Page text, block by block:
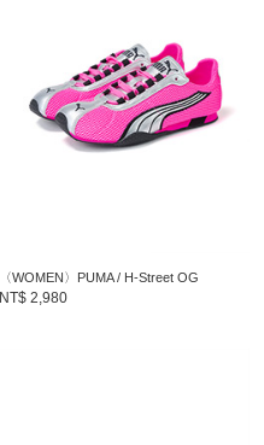
〈WOMEN〉PUMA / H-Street OG
NT$ 2,980